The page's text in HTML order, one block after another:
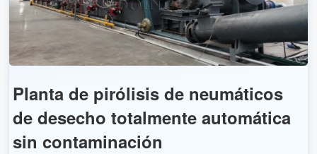
Planta de pirólisis de neumáticos
de desecho totalmente automática
sin contaminación